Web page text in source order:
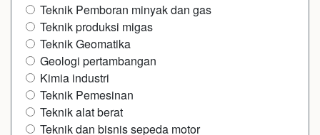
Teknik Pemboran minyak dan gas
Teknik produksi migas
Teknik Geomatika
Geologi pertambangan
Kimia industri
Teknik Pemesinan
Teknik alat berat
Teknik dan bisnis sepeda motor